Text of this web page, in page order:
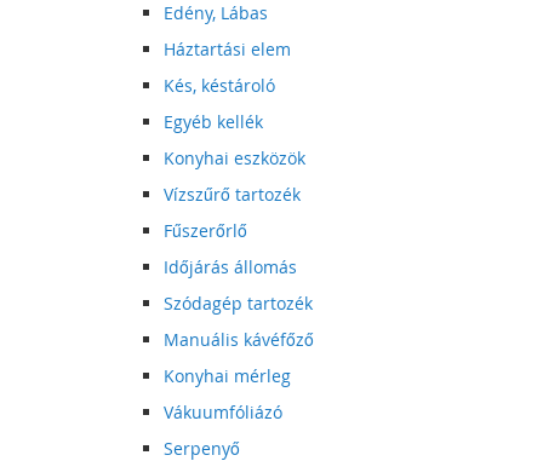
Edény, Lábas
Háztartási elem
Kés, késtároló
Egyéb kellék
Konyhai eszközök
Vízszűrő tartozék
Fűszerőrlő
Időjárás állomás
Szódagép tartozék
Manuális kávéfőző
Konyhai mérleg
Vákuumfóliázó
Serpenyő